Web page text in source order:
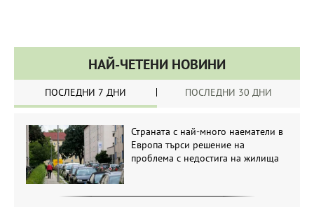
НАЙ-ЧЕТЕНИ НОВИНИ
ПОСЛЕДНИ 7 ДНИ ПОСЛЕДНИ 30 ДНИ
Страната с най-много наематели в
Европа търси решение на
проблема с недостига на жилища